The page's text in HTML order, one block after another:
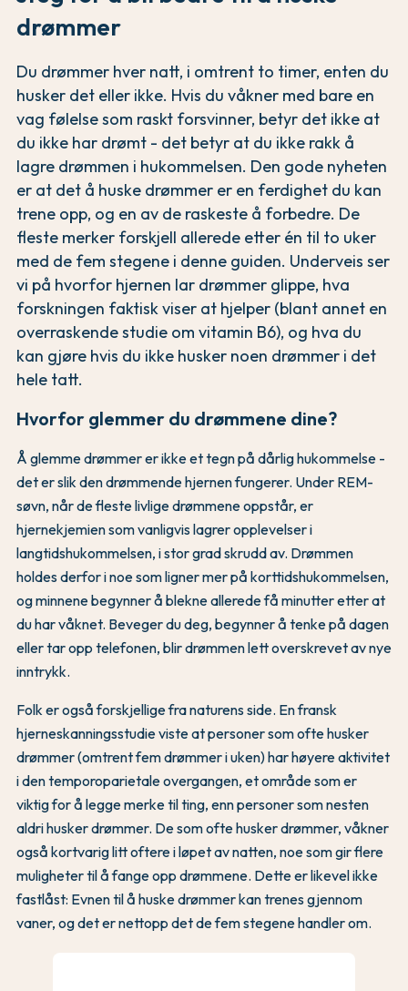
drømmer
Du drømmer hver natt, i omtrent to timer, enten du
husker det eller ikke. Hvis du våkner med bare en
vag følelse som raskt forsvinner, betyr det ikke at
du ikke har drømt - det betyr at du ikke rakk å
lagre drømmen i hukommelsen. Den gode nyheten
er at det å huske drømmer er en ferdighet du kan
trene opp, og en av de raskeste å forbedre. De
fleste merker forskjell allerede etter én til to uker
med de fem stegene i denne guiden. Underveis ser
vi på hvorfor hjernen lar drømmer glippe, hva
forskningen faktisk viser at hjelper (blant annet en
overraskende studie om vitamin B6), og hva du
kan gjøre hvis du ikke husker noen drømmer i det
hele tatt.
Hvorfor glemmer du drømmene dine?
Å glemme drømmer er ikke et tegn på dårlig hukommelse -
det er slik den drømmende hjernen fungerer. Under REM-
søvn, når de fleste livlige drømmene oppstår, er
hjernekjemien som vanligvis lagrer opplevelser i
langtidshukommelsen, i stor grad skrudd av. Drømmen
holdes derfor i noe som ligner mer på korttidshukommelsen,
og minnene begynner å blekne allerede få minutter etter at
du har våknet. Beveger du deg, begynner å tenke på dagen
eller tar opp telefonen, blir drømmen lett overskrevet av nye
inntrykk.
Folk er også forskjellige fra naturens side. En fransk
hjerneskanningsstudie viste at personer som ofte husker
drømmer (omtrent fem drømmer i uken) har høyere aktivitet
i den temporoparietale overgangen, et område som er
viktig for å legge merke til ting, enn personer som nesten
aldri husker drømmer. De som ofte husker drømmer, våkner
også kortvarig litt oftere i løpet av natten, noe som gir flere
muligheter til å fange opp drømmene. Dette er likevel ikke
fastlåst: Evnen til å huske drømmer kan trenes gjennom
vaner, og det er nettopp det de fem stegene handler om.